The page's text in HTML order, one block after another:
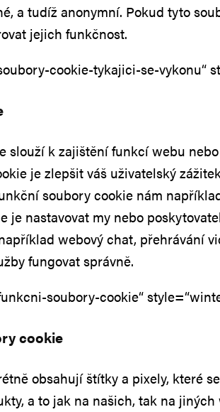
a tudíž anonymní. Pokud tyto
jejich funkčnost.
cookie-tykajici-se-vykonu“
slouží k zajištění funkcí webu
je zlepšit váš uživatelský
soubory cookie nám
je nastavovat my nebo
webový chat, přehrávání
fungovat správně.
soubory-cookie“
cookie
obsahují štítky a pixely, které
a to jak na našich, tak na